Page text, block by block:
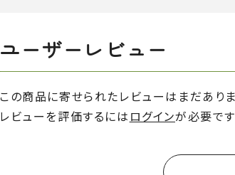
ユーザーレビュー
この商品に寄せられたレビューはまだありま
レビューを評価するには ログインが必要です